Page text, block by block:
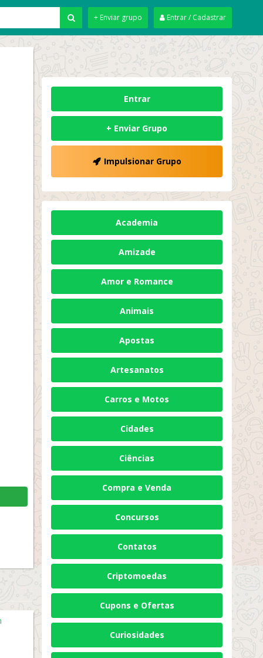
Entrar / Cadastrar
+ Enviar grupo
Entrar
+ Enviar Grupo
Impulsionar Grupo
Academia
Amizade
Amor e Romance
Animais
Apostas
Artesanatos
Carros e Motos
Cidades
Ciências
Compra e Venda
Concursos
Contatos
Criptomoedas
Cupons e Ofertas
Curiosidades